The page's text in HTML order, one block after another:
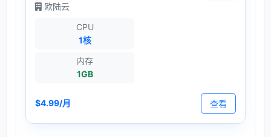
欧陆云
CPU
1核
内存
1GB
$4.99/月 查看